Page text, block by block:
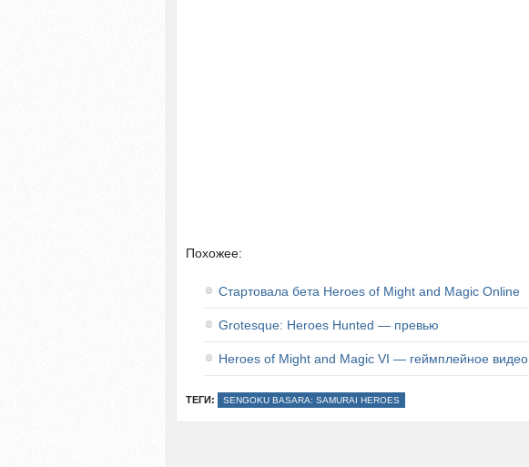
Похожее:
Стартовала бета Heroes of Might and Magic Online
Grotesque: Heroes Hunted — превью
Heroes of Might and Magic VI — геймплейное видео
ТЕГИ: SENGOKU BASARA: SAMURAI HEROES